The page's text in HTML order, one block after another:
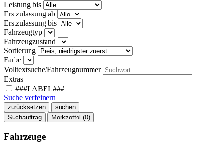
Leistung bis
Erstzulassung ab
Erstzulassung bis
Fahrzeugtyp
Fahrzeugzustand
Sortierung
Farbe
Volltextsuche/Fahrzeugnummer
Extras
###LABEL###
Suche verfeinern
zurücksetzen
suchen
Suchauftrag
Merkzettel (0)
Fahrzeuge